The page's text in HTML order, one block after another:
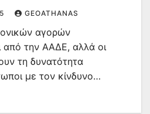
GEOATHANAS
αγορών
από την ΑΑΔΕ, αλλά οι
τη δυνατότητα
με τον κίνδυνο…